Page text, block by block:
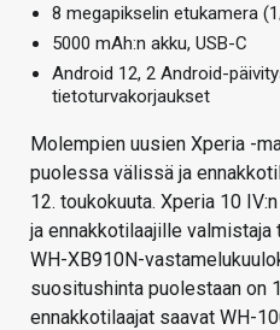
8 megapikselin etukamera
5000 mAh:n akku, USB-C
Android 12, 2 Android-
tietoturvakorjaukset
Molempien uusien Xperia -
puolessa välissä ja
12. toukokuuta. Xperia 10
ja ennakkotilaajille
WH-XB910N-
suositushinta puolestaan on
ennakkotilaajat saavat WH-